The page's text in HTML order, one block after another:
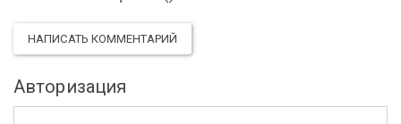
НАПИСАТЬ КОММЕНТАРИЙ
Авторизация